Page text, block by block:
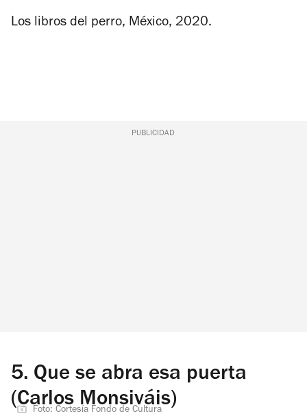
Los libros del perro, México, 2020.
PUBLICIDAD
5. Que se abra esa puerta
(Carlos Monsiváis)
Foto: Cortesía Fondo de Cultura